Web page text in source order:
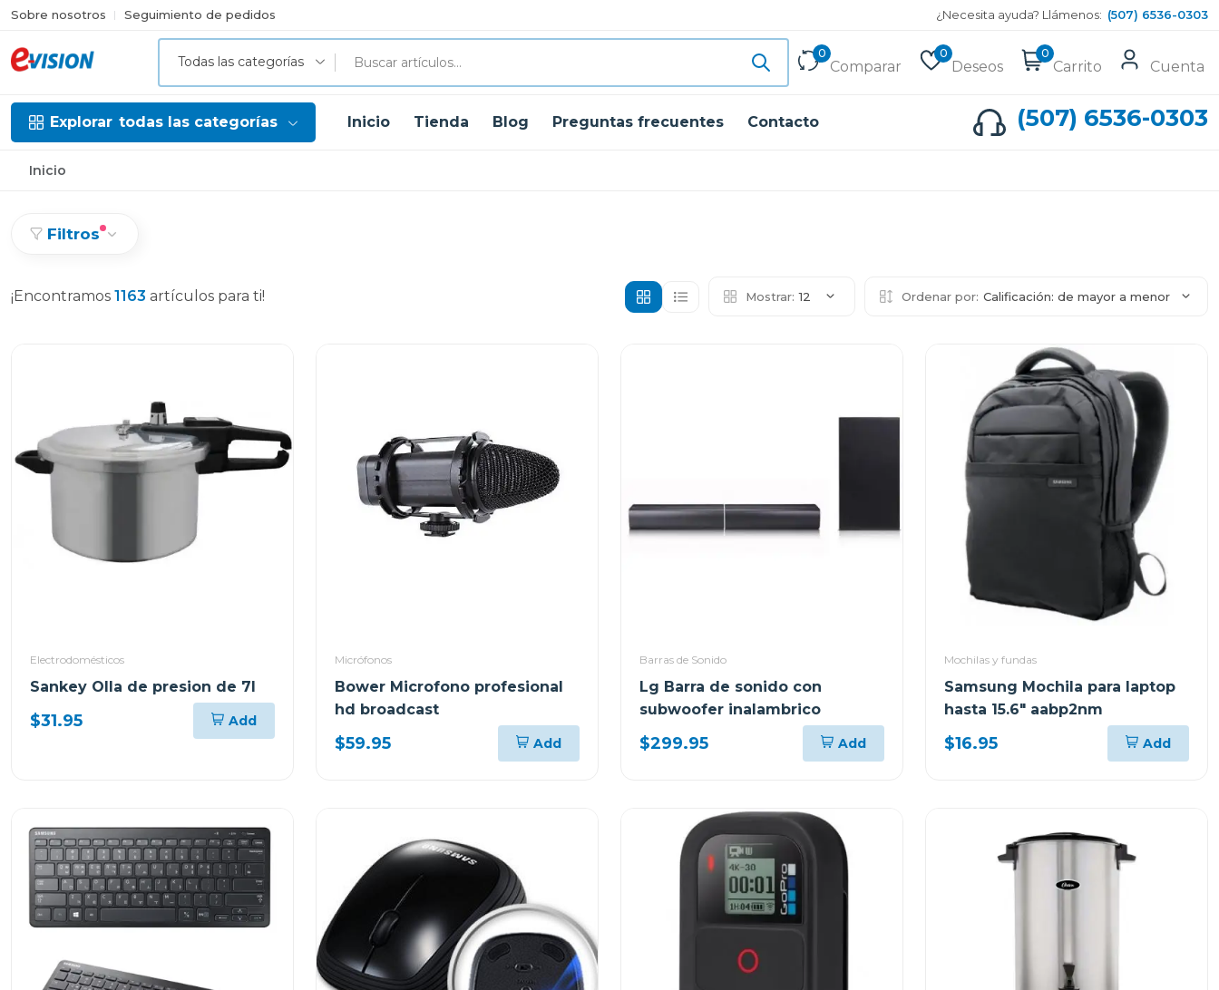
Sobre nosotros Seguimiento de pedidos ¿Necesita ayuda? Llámenos: (507) 6536-0303
Todas las categorías
0
Comparar
0
Deseos
0
Carrito Cuenta
Explorar todas las categorías Inicio Tienda Blog Preguntas frecuentes Contacto (507) 6536-0303
Inicio
Filtros
¡Encontramos 1163 artículos para ti! Mostrar: 12 Ordenar por: Calificación: de mayor a menor
Electrodomésticos
Sankey Olla de presion de 7l
$31.95 Add
Micrófonos
Bower Microfono profesional
hd broadcast
$59.95 Add
Barras de Sonido
Lg Barra de sonido con
subwoofer inalambrico
$299.95 Add
Mochilas y fundas
Samsung Mochila para laptop
hasta 15.6" aabp2nm
$16.95 Add